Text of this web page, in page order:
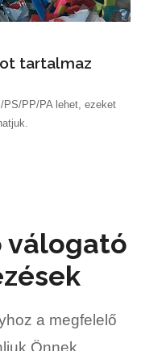
tartalmaz
PS/PP/PA lehet, ezeket
válogató
a megfelelő